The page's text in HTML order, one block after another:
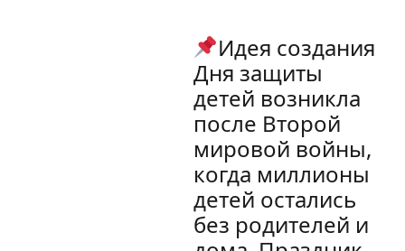
Идея создания
Дня защиты
детей возникла
после Второй
мировой войны,
когда миллионы
детей остались
без родителей и